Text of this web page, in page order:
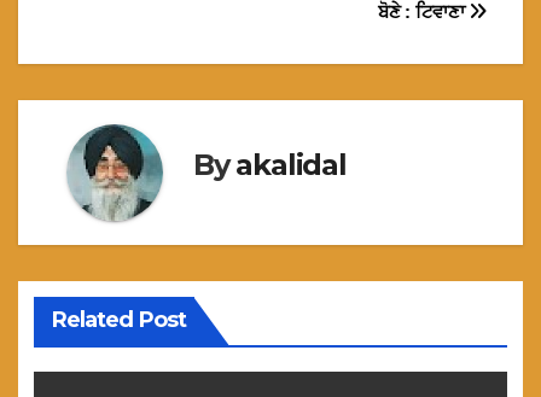
ਬੋਣੇ : ਟਿਵਾਣਾ
Byakalidal
Related Post